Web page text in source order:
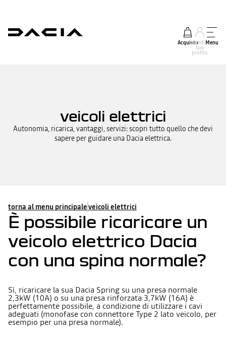
Acquistoaccedi al
tuo
profilo
Menu
veicoli elettrici
Autonomia, ricarica, vantaggi, servizi: scopri tutto quello che devi
sapere per guidare una Dacia elettrica.
torna al menu principaleveicoli elettrici
È possibile ricaricare un
veicolo elettrico Dacia
con una spina normale?
Sì, ricaricare la sua Dacia Spring su una presa normale
2,3kW (10A) o su una presa rinforzata 3,7kW (16A) è
perfettamente possibile, a condizione di utilizzare i cavi
adeguati (monofase con connettore Type 2 lato veicolo, per
esempio per una presa normale).